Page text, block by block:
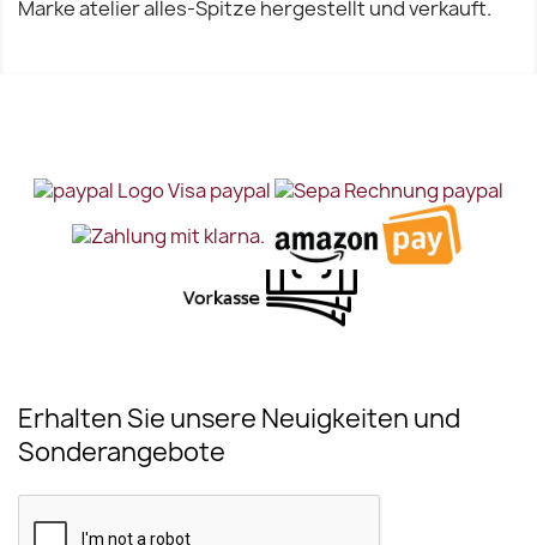
Marke atelier alles-Spitze hergestellt und verkauft.
Erhalten Sie unsere Neuigkeiten und
Sonderangebote